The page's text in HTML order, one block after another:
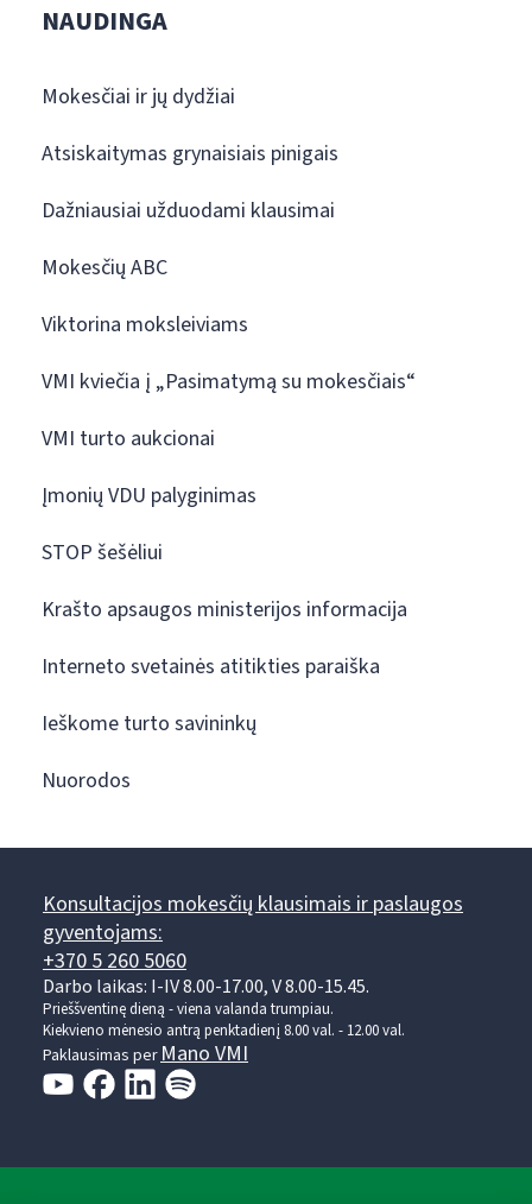
NAUDINGA
Mokesčiai ir jų dydžiai
Atsiskaitymas grynaisiais pinigais
Dažniausiai užduodami klausimai
Mokesčių ABC
Viktorina moksleiviams
VMI kviečia į „Pasimatymą su mokesčiais“
VMI turto aukcionai
Įmonių VDU palyginimas
STOP šešėliui
Krašto apsaugos ministerijos informacija
Interneto svetainės atitikties paraiška
Ieškome turto savininkų
Nuorodos
Konsultacijos mokesčių klausimais ir paslaugos
gyventojams:
+370 5 260 5060
Darbo laikas: I-IV 8.00-17.00, V 8.00-15.45.
Prieššventinę dieną - viena valanda trumpiau.
Kiekvieno mėnesio antrą penktadienį 8.00 val. - 12.00 val.
Paklausimas per Mano VMI